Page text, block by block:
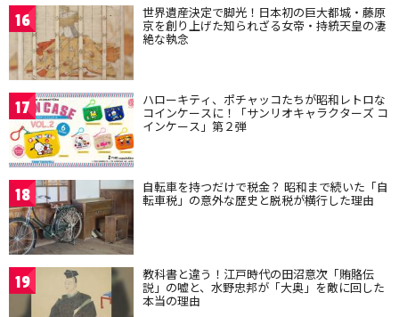
16 世界遺産決定で脚光！日本初の巨大都城・藤原
京を創り上げた知られざる女帝・持統天皇の凄
絶な執念
17 ハローキティ、ポチャッコたちが昭和レトロな
コインケースに！「サンリオキャラクターズ コ
インケース」第２弾
18 自転車を持つだけで税金？ 昭和まで続いた「自
転車税」の意外な歴史と脱税が横行した理由
19 教科書と違う！江戸時代の田沼意次「賄賂伝
説」の嘘と、水野忠邦が「大奥」を敵に回した
本当の理由